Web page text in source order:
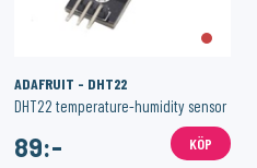
ADAFRUIT - DHT22
DHT22 temperature-humidity sensor
89:- KÖP